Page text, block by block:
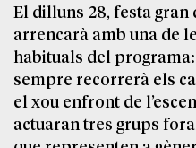
El dilluns 28, festa gran
arrencarà amb una de
habituals del
sempre recorrerà els
el xou enfront de
actuaran tres grups